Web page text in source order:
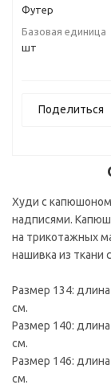
Футер
Базовая единица
шт
Поделиться
Худи с
надписями.
на трикотажных
нашивка из ткани
Размер 134:
см.
Размер 140:
см.
Размер 146:
см.